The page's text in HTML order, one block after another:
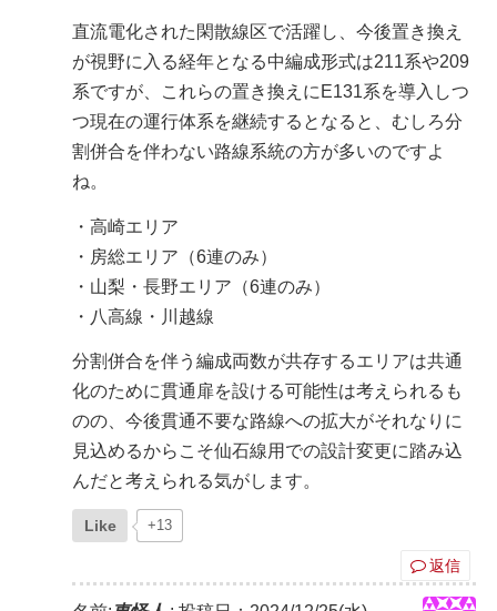
直流電化された閑散線区で活躍し、今後置き換え
が視野に入る経年となる中編成形式は211系や209
系ですが、これらの置き換えにE131系を導入しつ
つ現在の運行体系を継続するとなると、むしろ分
割併合を伴わない路線系統の方が多いのですよ
ね。
・高崎エリア
・房総エリア（6連のみ）
・山梨・長野エリア（6連のみ）
・八高線・川越線
分割併合を伴う編成両数が共存するエリアは共通
化のために貫通扉を設ける可能性は考えられるも
のの、今後貫通不要な路線への拡大がそれなりに
見込めるからこそ仙石線用での設計変更に踏み込
んだと考えられる気がします。
Like +13
返信